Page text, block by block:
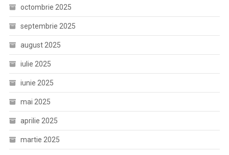
octombrie 2025
septembrie 2025
august 2025
iulie 2025
iunie 2025
mai 2025
aprilie 2025
martie 2025